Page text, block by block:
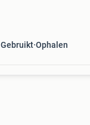
Gebruikt Ophalen